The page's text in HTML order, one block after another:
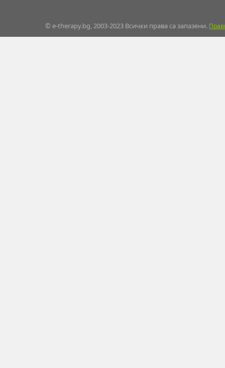
© e-therapy.bg, 2003-2023 Всички права са запазени.